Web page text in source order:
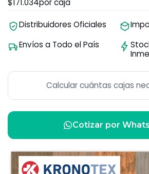
$171.034por caja
Distribuidores Oficiales
Envíos a Todo el País
Calcular cuántas cajas
Cotizar por